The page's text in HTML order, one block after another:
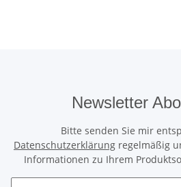
Newsletter
Bitte senden Sie mir
Datenschutzerklärung regelmäßig
Informationen zu Ihrem